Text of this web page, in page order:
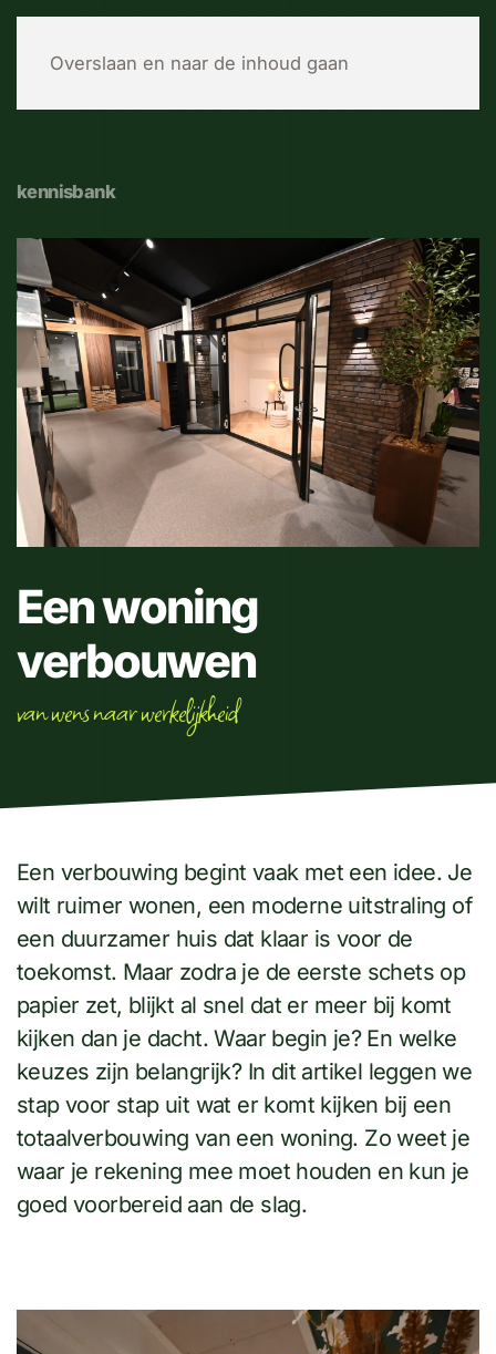
Overslaan en naar de inhoud gaan
kennisbank
Een woning
verbouwen
van wens naar werkelijkheid
Een verbouwing begint vaak met een idee. Je
wilt ruimer wonen, een moderne uitstraling of
een duurzamer huis dat klaar is voor de
toekomst. Maar zodra je de eerste schets op
papier zet, blijkt al snel dat er meer bij komt
kijken dan je dacht. Waar begin je? En welke
keuzes zijn belangrijk? In dit artikel leggen we
stap voor stap uit wat er komt kijken bij een
totaalverbouwing van een woning. Zo weet je
waar je rekening mee moet houden en kun je
goed voorbereid aan de slag.